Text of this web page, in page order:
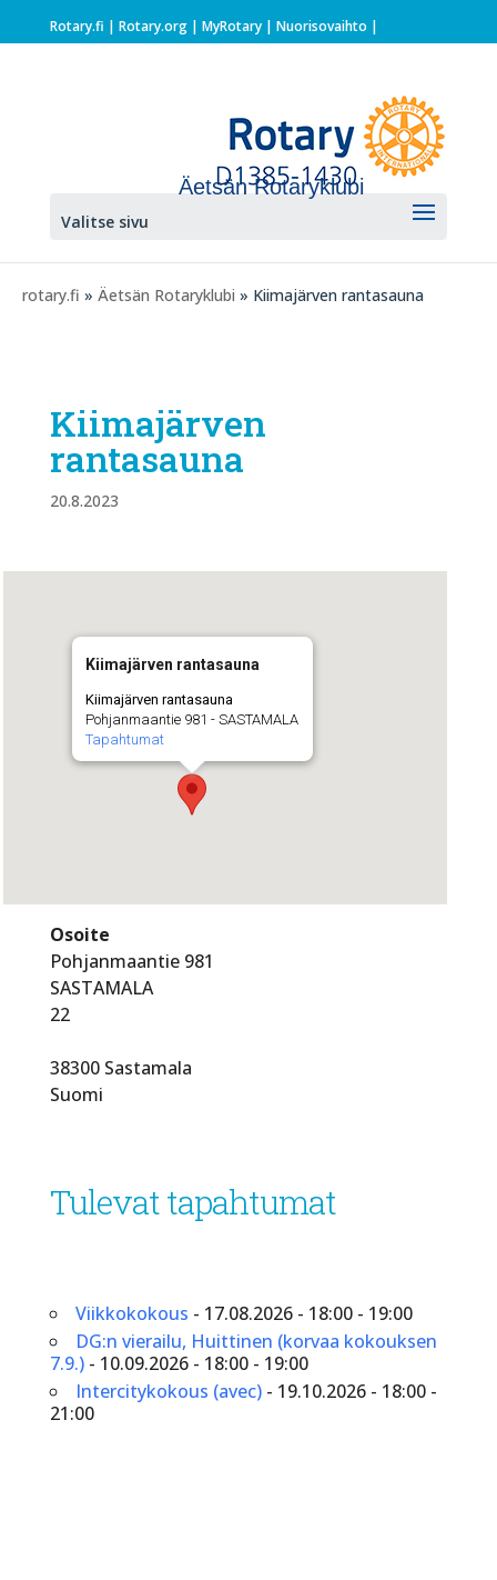
Rotary.fi | Rotary.org| MyRotary | Nuorisovaihto |
Äetsän Rotaryklubi
Valitse sivu
rotary.fi » Äetsän Rotaryklubi » Kiimajärven rantasauna
Kiimajärven
rantasauna
20.8.2023
Kiimajärven rantasauna
Kiimajärven rantasauna
Pohjanmaantie 981 - SASTAMALA
Tapahtumat
Osoite
Pohjanmaantie 981
SASTAMALA
22
38300 Sastamala
Suomi
Tulevat tapahtumat
Viikkokokous - 17.08.2026 - 18:00 - 19:00
DG:n vierailu, Huittinen (korvaa kokouksen
7.9.)- 10.09.2026 - 18:00 - 19:00
Intercitykokous (avec)- 19.10.2026 - 18:00 -
21:00